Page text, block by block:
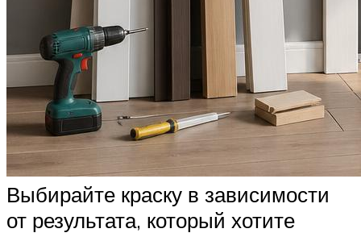
Выбирайте краску в зависимости
от результата, который хотите